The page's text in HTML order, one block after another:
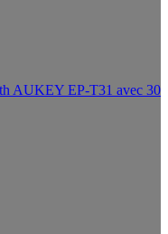
AUKEY EP-T31 avec 30